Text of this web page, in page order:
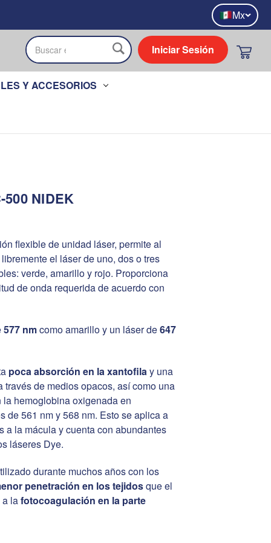
Mx
Iniciar Sesión
Y ACCESORIOS
NIDEK
flexible de unidad láser, permite al
el láser de uno, dos o tres
verde, amarillo y rojo. Proporciona
de onda requerida de acuerdo con
577 nmcomo amarillo y un láser de647
poca absorción en la xantofilay una
través de medios opacos, así como una
hemoglobina oxigenada en
de 561 nm y 568 nm. Esto se aplica a
a la mácula y cuenta con abundantes
láseres Dye.
durante muchos años con los
penetración en los tejidosque el
a lafotocoagulación en la parte